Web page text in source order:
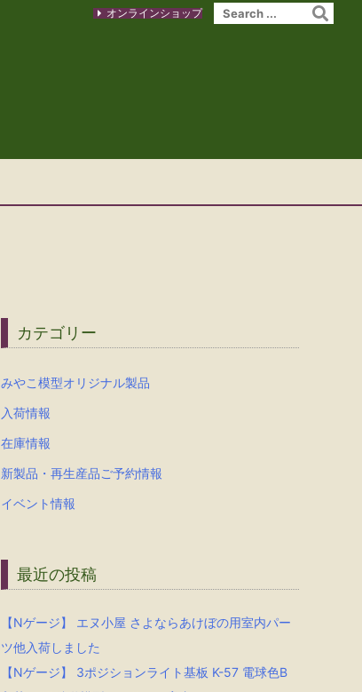
オンラインショップ
カテゴリー
みやこ模型オリジナル製品
入荷情報
在庫情報
新製品・再生産品ご予約情報
イベント情報
最近の投稿
【Nゲージ】 エヌ小屋 さよならあけぼの用室内パー
ツ他入荷しました
【Nゲージ】 3ポジションライト基板 K-57 電球色B